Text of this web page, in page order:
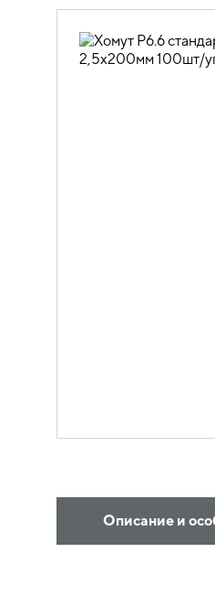
крепления и
08.02.01 Изделия
08.02.01.01 Хомуты
Описание и